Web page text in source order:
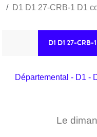
D1 D1 27-CRB-1 D1
D1 D1 27-CRB-
Départemental - D1 -
Le